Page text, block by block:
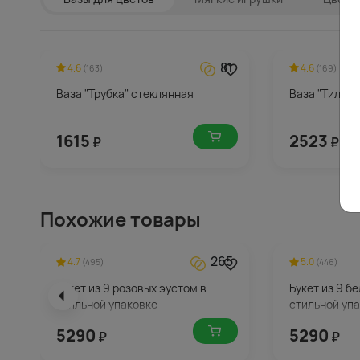
4.6 (163) 81
Ваза "Трубка" стеклянная
1615 ₽
4.6 (169)
Ваза "Тило"
2523 ₽
Похожие товары
4.7 (495) 265
Букет из 9 розовых эустом в
стильной упаковке
5290 ₽
5.0 (446)
Букет из 9
стильной
5290 ₽